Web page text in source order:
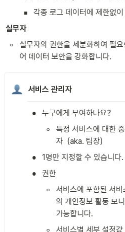
▪ 각종 로그 데이터에 제한없
실무자
◦
실무자의 권한을 세분화하여 필
어 데이터 보안을 강화합니다.
서비스 관리자
• 누구에게 부여하나요?
◦
특정 서비스에 대한
자  (aka. 팀장)
• 1명만 지정할 수 있습니다.
• 권한
◦
서비스에 포함된 서비
의 개인정보 활동 모니
가능합니다.
서비스별 세부 설정